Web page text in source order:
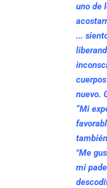
uno de
...
nuevo.
“Mi
"Me
mi